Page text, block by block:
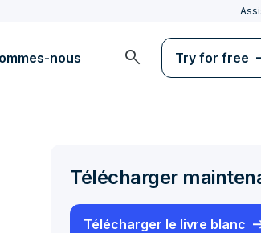
nous search Try for free
Télécharger
Télécharger le livre blanc